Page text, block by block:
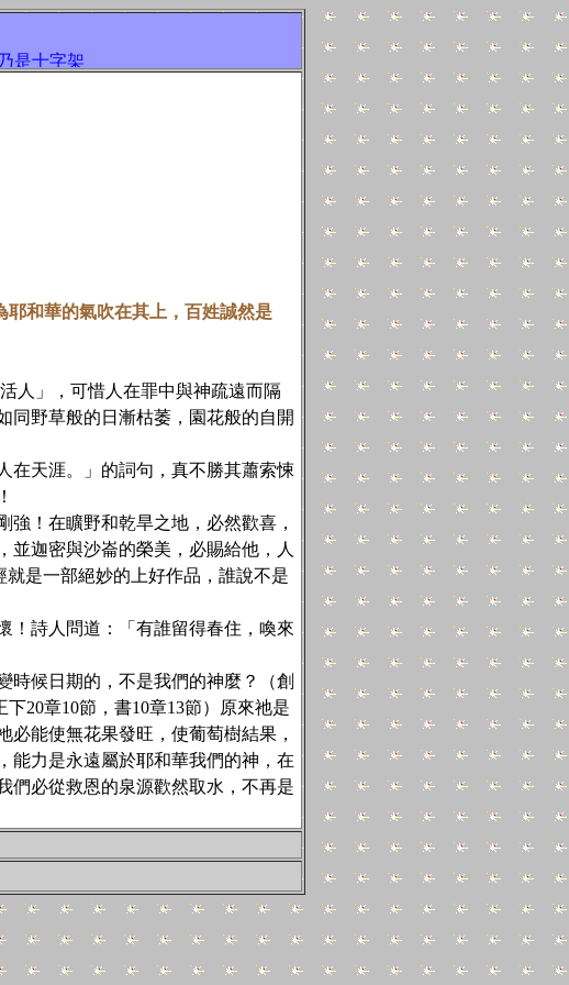
是十字架，我們擁有這個，就擁有一切，十字架是我們唯一的盼望!，信
耶和華的氣吹在其上，百姓誠然是
人」，可惜人在罪中與神疏遠而隔
同野草般的日漸枯萎，園花般的自開
在天涯。」的詞句，真不勝其蕭索悚
！在矌野和乾旱之地，必然歡喜，
並迦密與沙崙的榮美，必賜給他，人
是一部絕妙的上好作品，誰說不是
詩人問道：「有誰留得春住，喚來
候日期的，不是我們的神麼？（創
20章10節，書10章13節）原來祂是
能使無花果發旺，使葡萄樹結果，
能力是永遠屬於耶和華我們的神，在
們必從救恩的泉源歡然取水，不再是